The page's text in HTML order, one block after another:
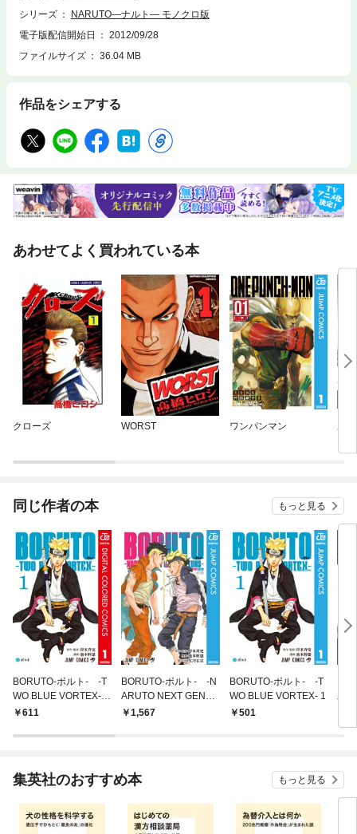
シリーズ
NARUTO―ナルト― モノクロ版
電子版配信開始日
2012/09/28
ファイルサイズ
36.04 MB
作品をシェアする
あわせてよく買われている本
クローズ WORST ワンパンマン あ
同じ作者の本 もっと見る
BORUTO-ボルト- -T
WO BLUE VORTEX-
カラー版 1
611
BORUTO-ボルト- -N
ARUTO NEXT GENER
ATIONS- STORY GUI
1,567
BORUTO-ボルト- -T
WO BLUE VORTEX- 1
501
木
集英社のおすすめ本 もっと見る